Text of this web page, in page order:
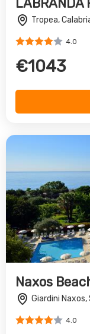
Naxos Beach
Giardini Naxos,
€1058
Vorige
All
Waarom gaan
iemand vraagt,